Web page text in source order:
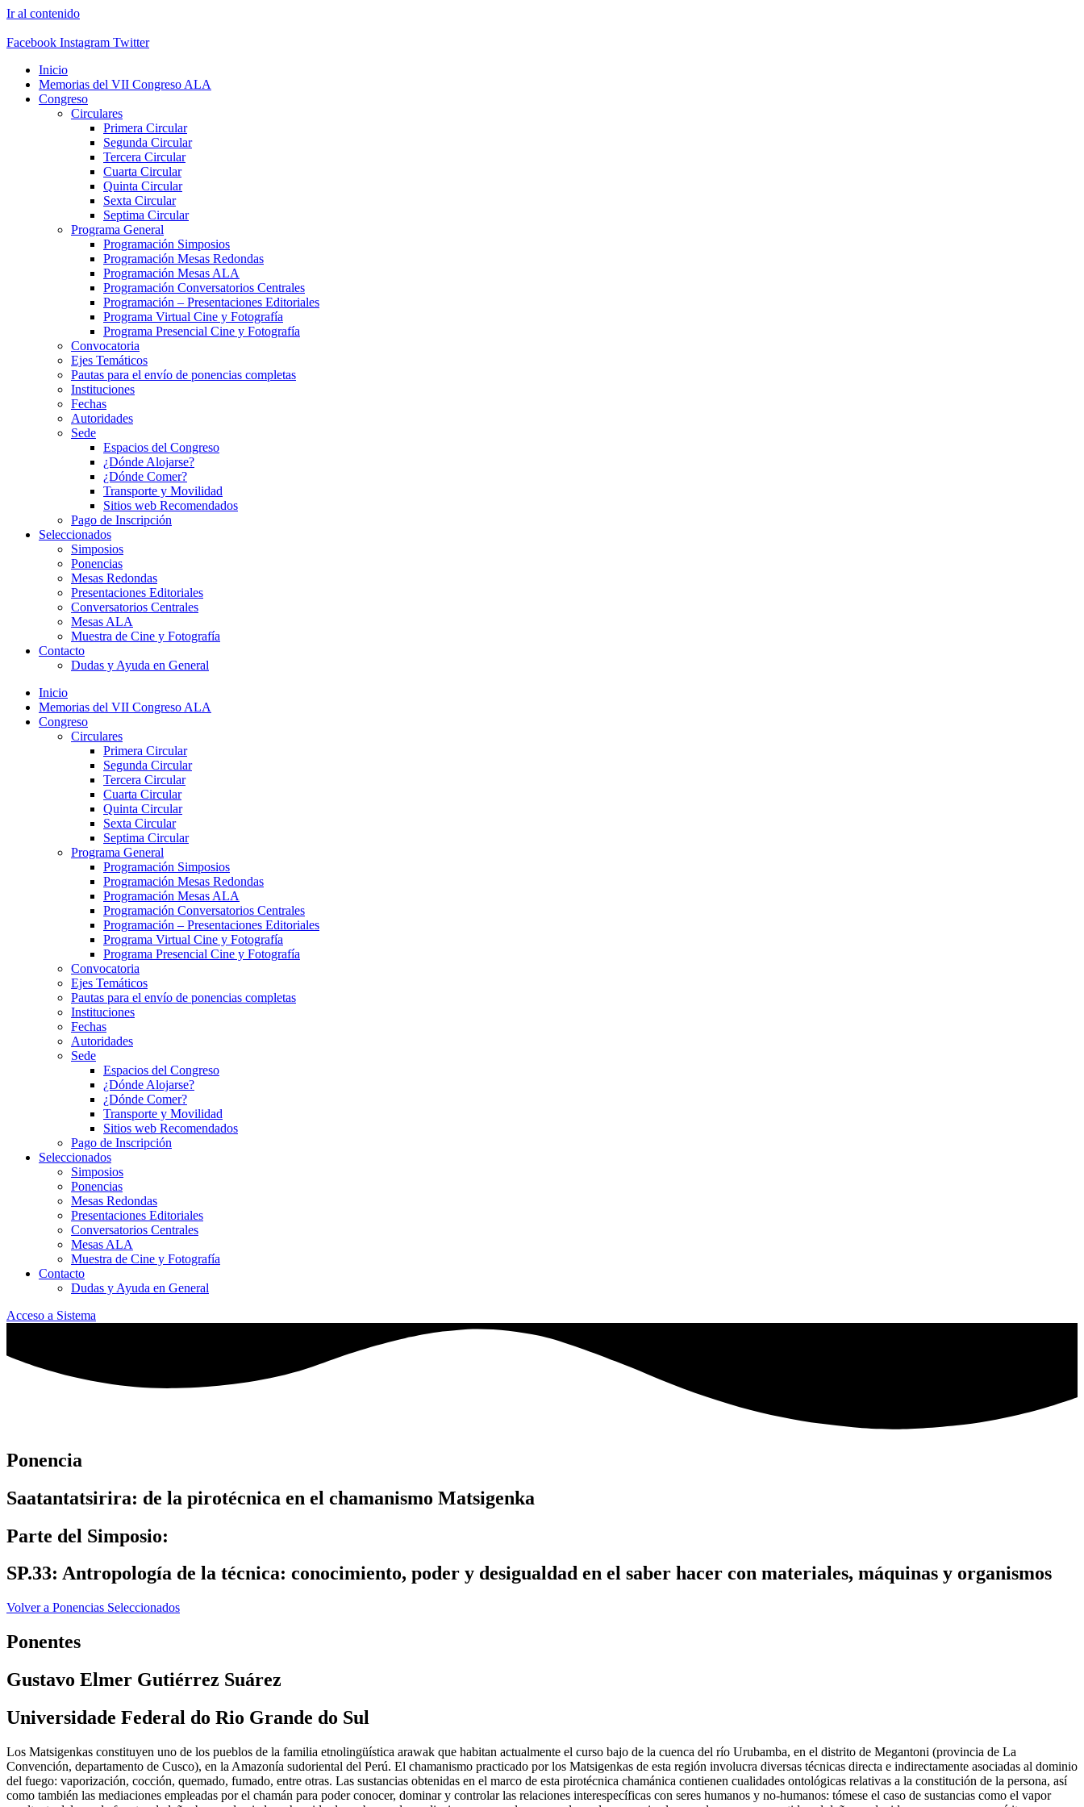
Ir al contenido
Facebook Instagram Twitter
Inicio
Memorias del VII Congreso ALA
Congreso
Circulares
Primera Circular
Segunda Circular
Tercera Circular
Cuarta Circular
Quinta Circular
Sexta Circular
Septima Circular
Programa General
Programación Simposios
Programación Mesas Redondas
Programación Mesas ALA
Programación Conversatorios Centrales
Programación – Presentaciones Editoriales
Programa Virtual Cine y Fotografía
Programa Presencial Cine y Fotografía
Convocatoria
Ejes Temáticos
Pautas para el envío de ponencias completas
Instituciones
Fechas
Autoridades
Sede
Espacios del Congreso
¿Dónde Alojarse?
¿Dónde Comer?
Transporte y Movilidad
Sitios web Recomendados
Pago de Inscripción
Seleccionados
Simposios
Ponencias
Mesas Redondas
Presentaciones Editoriales
Conversatorios Centrales
Mesas ALA
Muestra de Cine y Fotografía
Contacto
Dudas y Ayuda en General
Inicio
Memorias del VII Congreso ALA
Congreso
Circulares
Primera Circular
Segunda Circular
Tercera Circular
Cuarta Circular
Quinta Circular
Sexta Circular
Septima Circular
Programa General
Programación Simposios
Programación Mesas Redondas
Programación Mesas ALA
Programación Conversatorios Centrales
Programación – Presentaciones Editoriales
Programa Virtual Cine y Fotografía
Programa Presencial Cine y Fotografía
Convocatoria
Ejes Temáticos
Pautas para el envío de ponencias completas
Instituciones
Fechas
Autoridades
Sede
Espacios del Congreso
¿Dónde Alojarse?
¿Dónde Comer?
Transporte y Movilidad
Sitios web Recomendados
Pago de Inscripción
Seleccionados
Simposios
Ponencias
Mesas Redondas
Presentaciones Editoriales
Conversatorios Centrales
Mesas ALA
Muestra de Cine y Fotografía
Contacto
Dudas y Ayuda en General
Acceso a Sistema
Ponencia
Saatantatsirira: de la pirotécnica en el chamanismo Matsigenka
Parte del Simposio:
SP.33: Antropología de la técnica: conocimiento, poder y desigualdad en el saber hacer con materiales, máquinas y organismos
Volver a Ponencias Seleccionados
Ponentes
Gustavo Elmer Gutiérrez Suárez
Universidade Federal do Rio Grande do Sul
Los Matsigenkas constituyen uno de los pueblos de la familia etnolingüística arawak que habitan actualmente el curso bajo de la cuenca del río Urubamba, en el distrito de Megantoni (provincia de La
Convención, departamento de Cusco), en la Amazonía sudoriental del Perú. El chamanismo practicado por los Matsigenkas de esta región involucra diversas técnicas directa e indirectamente asociadas al dominio
del fuego: vaporización, cocción, quemado, fumado, entre otras. Las sustancias obtenidas en el marco de esta pirotécnica chamánica contienen cualidades ontológicas relativas a la constitución de la persona, así
como también las mediaciones empleadas por el chamán para poder conocer, dominar y controlar las relaciones interespecíficas con seres humanos y no-humanos: tómese el caso de sustancias como el vapor